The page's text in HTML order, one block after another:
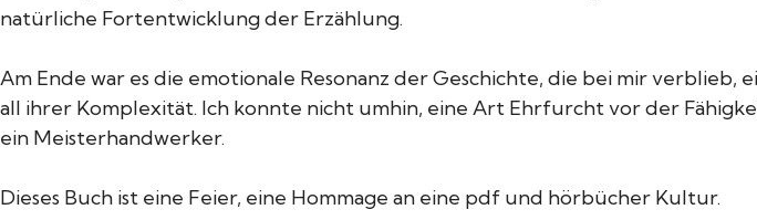
natürliche Fortentwicklung der Erzählung.
Am Ende war es die emotionale Resonanz der Geschichte, die bei mir
all ihrer Komplexität. Ich konnte nicht umhin, eine Art Ehrfurcht vor der
ein Meisterhandwerker.
Dieses Buch ist eine Feier, eine Hommage an eine pdf und hörbücher Kultur.